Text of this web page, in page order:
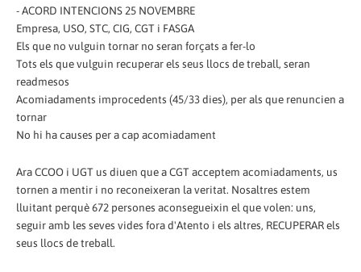
- ACORD INTENCIONS 25 NOVEMBRE
Empresa, USO, STC, CIG, CGT i FASGA
Els que no vulguin tornar no seran forçats a fer-lo
Tots els que vulguin recuperar els seus llocs de treball, seran
readmesos
Acomiadaments improcedents (45/33 dies), per als que renuncien a
tornar
No hi ha causes per a cap acomiadament
Ara CCOO i UGT us diuen que a CGT acceptem acomiadaments, us
tornen a mentir i no reconeixeran la veritat. Nosaltres estem
lluitant perquè 672 persones aconsegueixin el que volen: uns,
seguir amb les seves vides fora d'Atento i els altres, RECUPERAR els
seus llocs de treball.